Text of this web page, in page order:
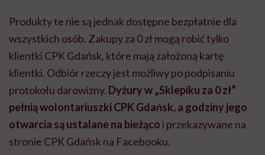
Produkty te nie są jednak dostępne bezpłatnie dla
wszystkich osób. Zakupy za 0 zł mogą robić tylko
klientki CPK Gdańsk, które mają założoną kartę
klientki. Odbiór rzeczy jest możliwy po podpisaniu
protokołu darowizny. Dyżury w „Sklepiku za 0 zł”
pełnią wolontariuszki CPK Gdańsk, a godziny jego
otwarcia są ustalane na bieżącoi przekazywane na
stronie CPK Gdańsk na Facebooku.